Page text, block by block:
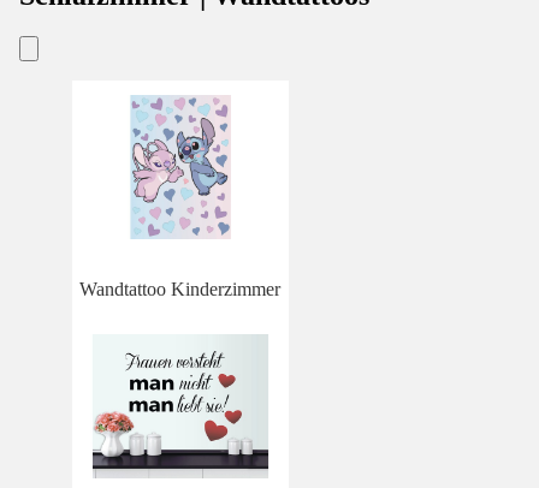
Wandtattoo Kinderzimmer